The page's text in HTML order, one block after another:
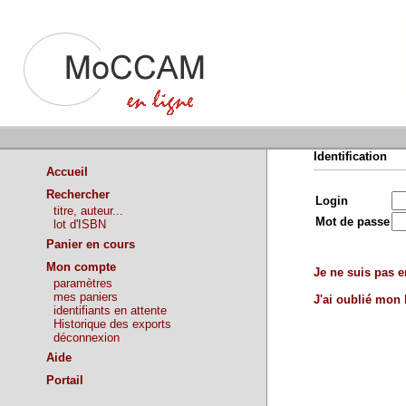
Accueil
Rechercher
titre, auteur...
lot d'ISBN
Panier en cours
Mon compte
paramètres
mes paniers
identifiants en attente
Historique des exports
déconnexion
Aide
Portail
Identification
Login
Mot de passe
Je ne suis pas
J'ai oublié mon